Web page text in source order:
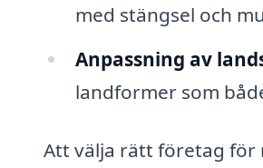
med stängsel och
Anpassning av
landformer som
Att välja rätt företag för